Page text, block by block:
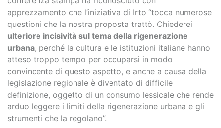
apprezzamento che l’iniziativa di Irto “tocca numerose
questioni che la nostra proposta trattò. Chiederei
ulteriore incisività sul tema della rigenerazione
urbana, perché la cultura e le istituzioni italiane hanno
atteso troppo tempo per occuparsi in modo
convincente di questo aspetto, e anche a causa della
legislazione regionale è diventato di difficile
definizione, oggetto di un consumo lessicale che rende
arduo leggere i limiti della rigenerazione urbana e gli
strumenti che la regolano”.